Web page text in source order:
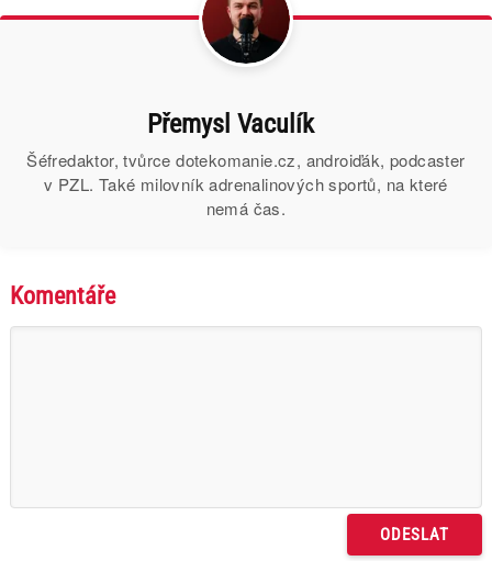
Přemysl Vaculík
Šéfredaktor, tvůrce dotekomanie.cz, androiďák, podcaster
v PZL. Také milovník adrenalinových sportů, na které
nemá čas.
Komentáře